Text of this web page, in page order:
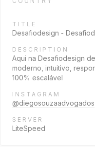
TITLE
Desafiodesign -
DESCRIPTION
Aqui na Desafiodesign
moderno, intuitivo,
100% escalável
INSTAGRAM
@diegosouzaadvogados
SERVER
LiteSpeed